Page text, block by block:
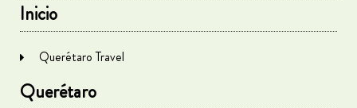
Inicio
Querétaro Travel
Querétaro